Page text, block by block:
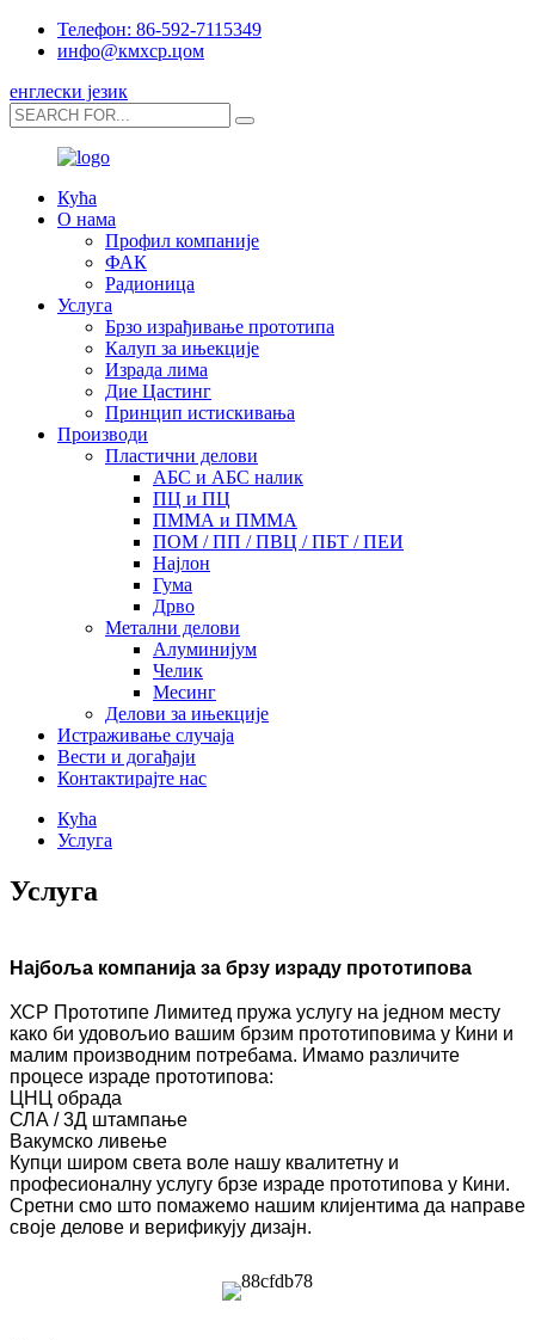
Телефон: 86-592-7115349
инфо@кмхср.цом
енглески језик
Кућа
О нама
Профил компаније
ФАК
Радионица
Услуга
Брзо израђивање прототипа
Калуп за ињекције
Израда лима
Дие Цастинг
Принцип истискивања
Производи
Пластични делови
АБС и АБС налик
ПЦ и ПЦ
ПММА и ПММА
ПОМ / ПП / ПВЦ / ПБТ / ПЕИ
Најлон
Гума
Дрво
Метални делови
Алуминијум
Челик
Месинг
Делови за ињекције
Истраживање случаја
Вести и догађаји
Контактирајте нас
Кућа
Услуга
Услуга
Најбоља компанија за брзу израду прототипова
ХСР Прототипе Лимитед пружа услугу на једном месту
како би удовољио вашим брзим прототиповима у Кини и
малим производним потребама. Имамо различите
процесе израде прототипова:
ЦНЦ обрада
СЛА / 3Д штампање
Вакумско ливење
Купци широм света воле нашу квалитетну и
професионалну услугу брзе израде прототипова у Кини.
Сретни смо што помажемо нашим клијентима да направе
своје делове и верификују дизајн.